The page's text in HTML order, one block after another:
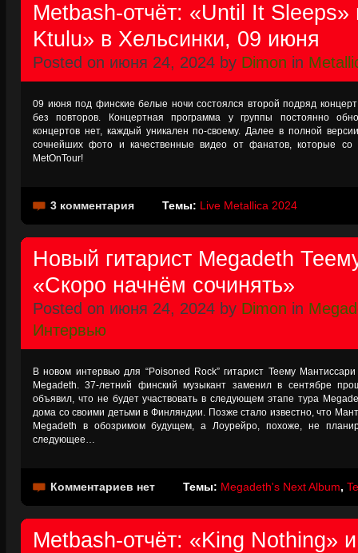
Metbash-отчёт: «Until It
Ktulu» в Хельсинки, 09 июня
Posted on июня 24, 2024 by Dimon in
09 июня под финские белые ночи состоялся второй подряд
без повторов. Концертная программа у группы постоянно
концертов нет, каждый уникален по-своему. Далее в полной
сочнейших фото и качественные видео от фанатов, которые
MetOnTour!
3 комментария Темы: Live Metallica 2024
Новый гитарист Megadeth
«Скоро начнём сочинять»
Posted on июня 24, 2024 by Dimon in
Интервью
В новом интервью для “Poisoned Rock” гитарист Теему
Megadeth. 37-летний финский музыкант заменил в сентябре
объявил, что не будет участвовать в следующем этапе тура
дома со своими детьми в Финляндии. Позже стало известно, что
Megadeth в обозримом будущем, а Лоурейро, похоже, не
следующее…
Комментариев нет Темы: Megadeth's Next Album,
Metbash-отчёт: «King Nothing»